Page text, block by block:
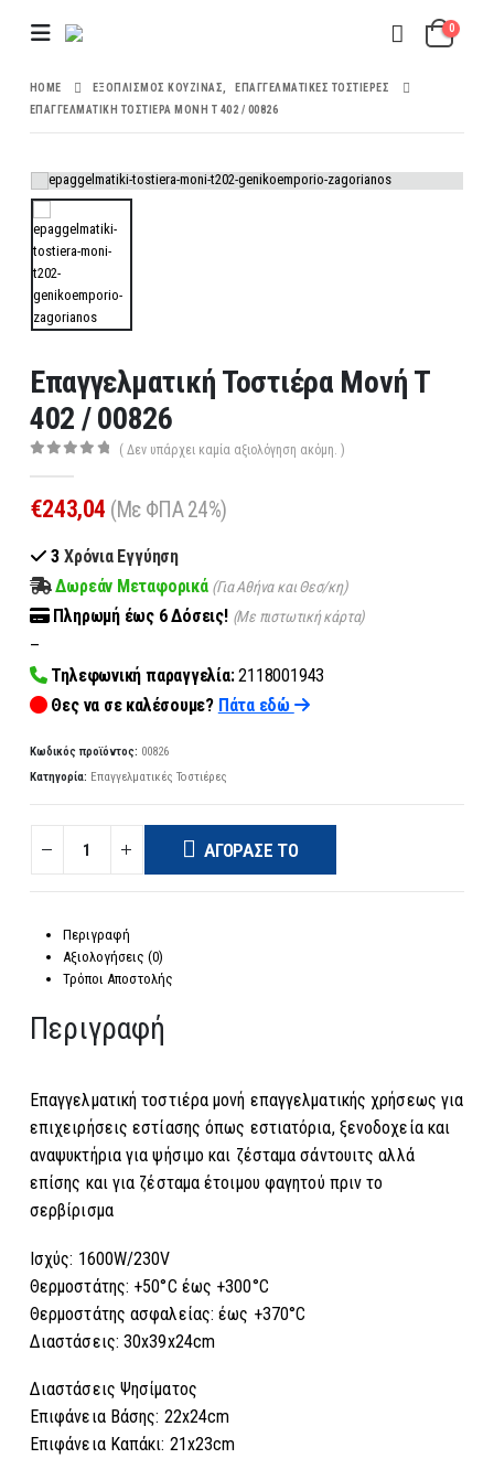
0
HOME ΕΞΟΠΛΙΣΜΌΣ ΚΟΥΖΊΝΑΣ
ΕΠΑΓΓΕΛΜΑΤΙΚΈΣ ΤΟΣΤΙΈΡΕΣ
ΕΠΑΓΓΕΛΜΑΤΙΚΉ ΤΟΣΤΙΈΡΑ ΜΟΝΉ Τ 402 / 00826
Επαγγελματική Τοστιέρα Μονή Τ
402 / 00826
( Δεν υπάρχει καμία αξιολόγηση ακόμη. )
€243,04 (Με ΦΠΑ 24%)
3 Χρόνια Εγγύηση
Δωρεάν Μεταφορικά (Για Αθήνα και Θεσ/κη)
Πληρωμή έως 6Δόσεις! (Με πιστωτική κάρτα)
–
Τηλεφωνική παραγγελία:2118001943
Θες να σε καλέσουμε? Πάτα εδώ
Κωδικός προϊόντος: 00826
Κατηγορία: Επαγγελματικές Τοστιέρες
ΑΓΌΡΑΣΈ ΤΟ
Περιγραφή
Αξιολογήσεις (0)
Τρόποι Αποστολής
Περιγραφή
Επαγγελματική τοστιέρα μονή επαγγελματικής χρήσεως για
επιχειρήσεις εστίασης όπως εστιατόρια, ξενοδοχεία και
αναψυκτήρια για ψήσιμο και ζέσταμα σάντουιτς αλλά
επίσης και για ζέσταμα έτοιμου φαγητού πριν το
σερβίρισμα
Ισχύς: 1600W/230V
Θερμοστάτης: +50°C έως +300°C
Θερμοστάτης ασφαλείας: έως +370°C
Διαστάσεις: 30x39x24cm
Διαστάσεις Ψησίματος
Επιφάνεια Βάσης: 22x24cm
Επιφάνεια Καπάκι: 21x23cm